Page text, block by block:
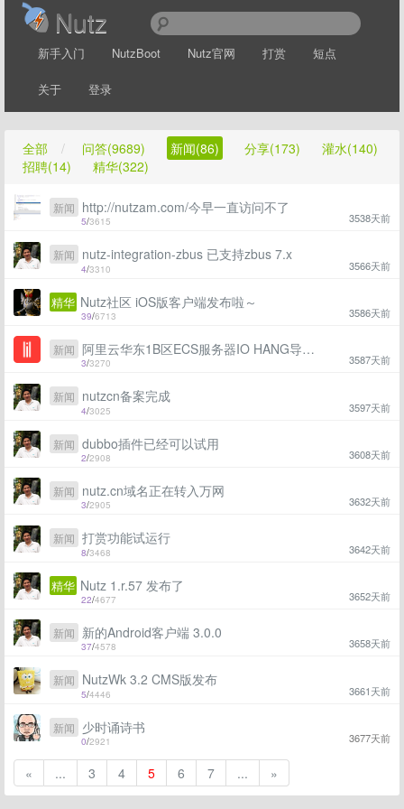
Nutz
新手入门 NutzBoot Nutz官网 打赏 短点
关于 登录
全部 / 问答(9689) 新闻(86) 分享(173)
灌水(140)
招聘(14)
精华(322)
5/3615 3538天前
新闻 http://nutzam.com/今早一直访问不了
4/3310 3566天前
新闻 nutz-integration-zbus 已支持zbus 7.x
39/6713 3586天前
精华 Nutz社区 iOS版客户端发布啦～
3/3270 3587天前
新闻 阿里云华东1B区ECS服务器IO HANG导致瘫痪,我的至今还未打开
4/3025 3597天前
新闻 nutzcn备案完成
2/2908 3608天前
新闻 dubbo插件已经可以试用
3/2905 3632天前
新闻 nutz.cn域名正在转入万网
8/3468 3642天前
新闻 打赏功能试运行
22/4677 3652天前
精华 Nutz 1.r.57 发布了
37/4578 3658天前
新闻 新的Android客户端 3.0.0
5/4446 3661天前
新闻 NutzWk 3.2 CMS版发布
0/2921 3677天前
新闻 少时诵诗书
« ... 3 4 5 6 7 ... »